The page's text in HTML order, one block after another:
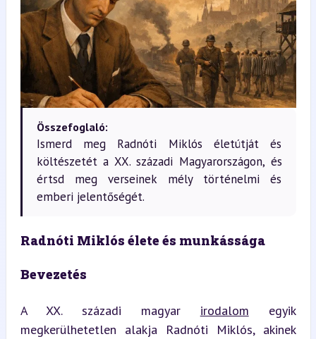
Összefoglaló:
Ismerd meg Radnóti Miklós életútját és
költészetét a XX. századi Magyarországon, és
értsd meg verseinek mély történelmi és
emberi jelentőségét.
Radnóti Miklós élete és munkássága
Bevezetés
A XX. századi magyar irodalom egyik
megkerülhetetlen alakja Radnóti Miklós, akinek